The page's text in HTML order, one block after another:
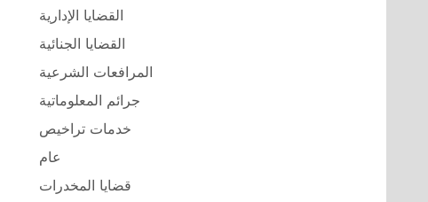
القضايا الإدارية
القضايا الجنائية
المرافعات الشرعية
جرائم المعلوماتية
خدمات تراخيص
عام
قضايا المخدرات